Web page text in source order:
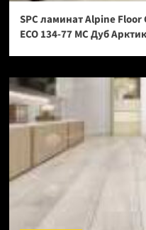
SPC ламинат Alpine
ECO 134-77 МС Дуб